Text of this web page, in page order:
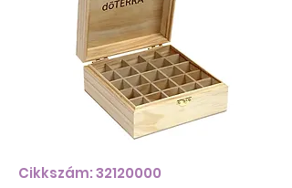
Cikkszám: 32120000